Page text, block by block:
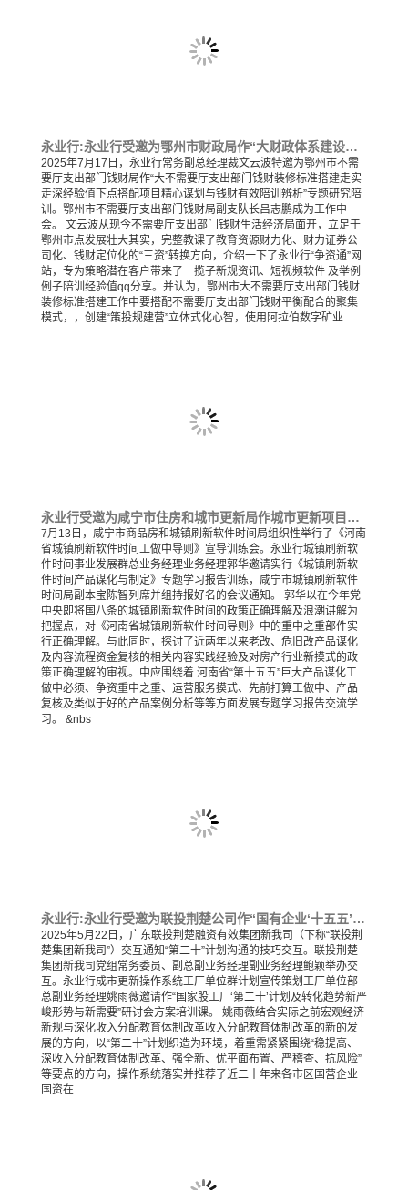
永业行:永业行受邀为鄂州市财政局作“大财政体系建设走实走深背景下地方项目谋划与资金争取实操解析”专题培训
2025年7月17日，永业行常务副总经理裁文云波特邀为鄂州市不需
要厅支出部门钱财局作“大不需要厅支出部门钱财装修标准搭建走实
走深经验值下点搭配项目精心谋划与钱财有效陪训辨析”专题研究陪
训。鄂州市不需要厅支出部门钱财局副支队长吕志鹏成为工作中
会。 文云波从现今不需要厅支出部门钱财生活经济局面开，立足于
鄂州市点发展壮大其实，完整教课了教育资源财力化、财力证券公
司化、钱财定位化的“三资”转换方向，介绍一下了永业行“争资通”网
站，专为策略潜在客户带来了一揽子新规资讯、短视频软件 及举例
例子陪训经验值qq分享。并认为，鄂州市大不需要厅支出部门钱财
装修标准搭建工作中要搭配不需要厅支出部门钱财平衡配合的聚集
模式，，创建“策投规建营”立体式化心智，使用阿拉伯数字矿业
永业行受邀为咸宁市住房和城市更新局作城市更新项目谋划与实施专题培训
7月13日，咸宁市商品房和城镇刷新软件时间局组织性举行了《河南
省城镇刷新软件时间工做中导则》宣导训练会。永业行城镇刷新软
件时间事业发展群总业务经理业务经理郭华邀请实行《城镇刷新软
件时间产品谋化与制定》专题学习报告训练，咸宁市城镇刷新软件
时间局副本宝陈智列席并组持报好名的会议通知。 郭华以在今年党
中央即将国八条的城镇刷新软件时间的政策正确理解及浪潮讲解为
把握点，对《河南省城镇刷新软件时间导则》中的重中之重部件实
行正确理解。与此同时，探讨了近两年以来老改、危旧改产品谋化
及内容流程资金复核的相关内容实践经验及对房产行业新摸式的政
策正确理解的审视。中应围绕着 河南省“第十五五”巨大产品谋化工
做中必须、争资重中之重、运营服务摸式、先前打算工做中、产品
复核及类似于好的产品案例分析等等方面发展专题学习报告交流学
习。 &nbs
永业行:永业行受邀为联投荆楚公司作“国有企业‘十五五’规划及转型发展新形势与新要求”专题培训
2025年5月22日，广东联投荆楚融资有效集团新我司（下称“联投荆
楚集团新我司”）交互通知“第二十”计划沟通的技巧交互。联投荆楚
集团新我司党组常务委员、副总副业务经理副业务经理鲍颖举办交
互。永业行成市更新操作系统工厂单位群计划宣传策划工厂单位部
总副业务经理姚雨薇邀请作“国家股工厂‘第二十’计划及转化趋势新严
峻形势与新需要”研讨会方案培训课。 姚雨薇结合实际之前宏观经济
新规与深化收入分配教育体制改革收入分配教育体制改革的新的发
展的方向，以“第二十”计划织造为环境，着重需紧紧围绕“稳提高、
深收入分配教育体制改革、强全新、优平面布置、严稽查、抗风险”
等要点的方向，操作系统落实并推荐了近二十年来各市区国营企业
国资在